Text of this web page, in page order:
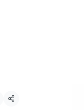
แชร์